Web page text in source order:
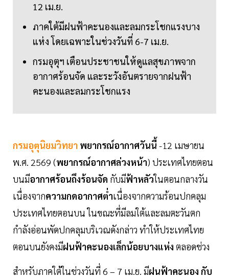
12 เม.ย.
ภาคใต้มีฝนฟ้าคะนองและลมกระโชกแรงบาง
แห่ง โดยเฉพาะในช่วงวันที่ 6-7 เม.ย.
กรมอุตุฯ เตือนประชาชนให้ดูแลสุขภาพจาก
อากาศร้อนจัด และระวังอันตรายจากฝนฟ้า
คะนองและลมกระโชกแรง
กรมอุตุนิยมวิทยา พยากรณ์อากาศวันนี้ -12 เมษายน
พ.ศ. 2569 (พยากรณ์อากาศล่วงหน้า) ประเทศไทยตอน
บนมีอากาศร้อนถึงร้อนจัด กับมีฟ้าหลัวในตอนกลางวัน
เนื่องจากความกดอากาศต่ำเนื่องจากความร้อนปกคลุม
ประเทศไทยตอนบน ในขณะที่มีลมใต้และลมตะวันตก
กำลังอ่อนพัดปกคลุมบริเวณดังกล่าว ทำให้ประเทศไทย
ตอนบนยังคงมีฝนฟ้าคะนองเล็กน้อยบางแห่ง ตลอดช่วง
สำหรับภาคใต้ในช่วงวันที่ 6 – 7 เม.ย. มีฝนฟ้าคะนอง กับ